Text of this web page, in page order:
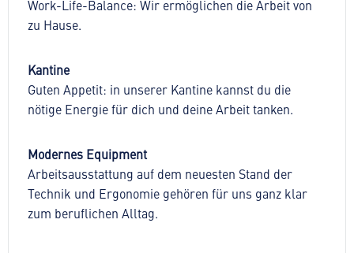
Work-Life-Balance: Wir ermöglichen die Arbeit von
zu Hause.
Kantine
Guten Appetit: in unserer Kantine kannst du die
nötige Energie für dich und deine Arbeit tanken.
Modernes Equipment
Arbeitsausstattung auf dem neuesten Stand der
Technik und Ergonomie gehören für uns ganz klar
zum beruflichen Alltag.